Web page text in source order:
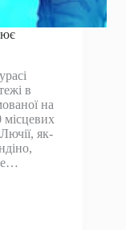
в
на
місцевих
як-